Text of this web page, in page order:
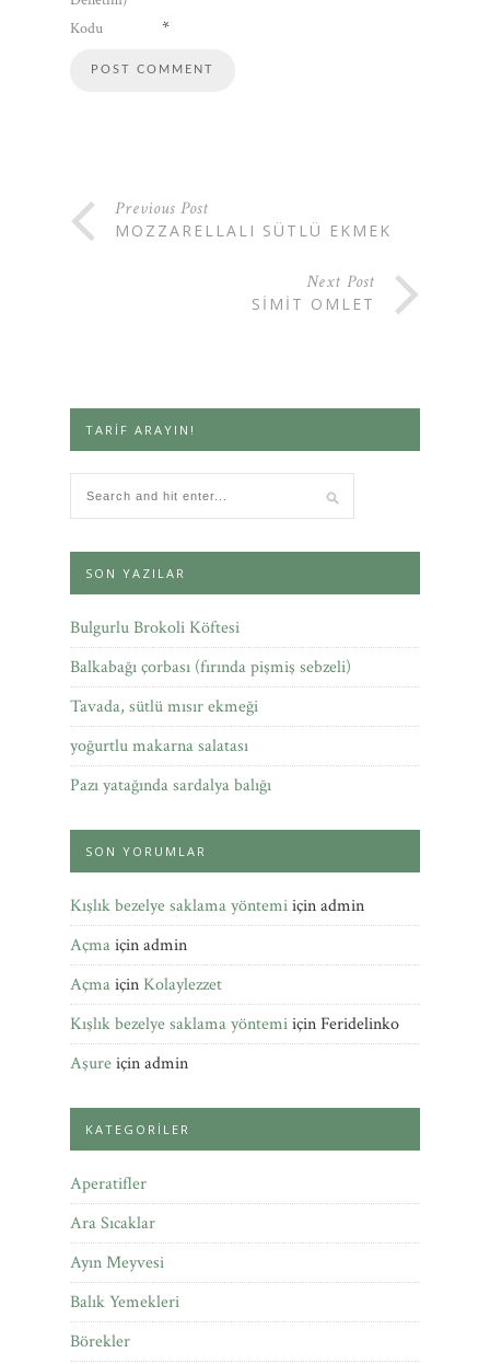
Kodu
*
Previous Post
MOZZARELLALI SÜTLÜ EKMEK
Next Post
SIMIT OMLET
TARIF ARAYIN!
SON YAZILAR
Bulgurlu Brokoli Köftesi
Balkabağı çorbası (fırında pişmiş sebzeli)
Tavada, sütlü mısır ekmeği
yoğurtlu makarna salatası
Pazı yatağında sardalya balığı
SON YORUMLAR
Kışlık bezelye saklama yöntemiiçinadmin
Açmaiçinadmin
Açmaiçin Kolaylezzet
Kışlık bezelye saklama yöntemiiçinFeridelinko
Aşureiçinadmin
KATEGORILER
Aperatifler
Ara Sıcaklar
Ayın Meyvesi
Balık Yemekleri
Börekler